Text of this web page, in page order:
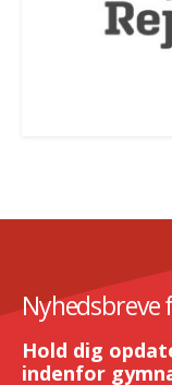
Hold dig
indenfor